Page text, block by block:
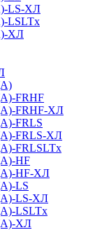
LS-ХЛ
LSLTx
ХЛ
FRHF
FRHF-ХЛ
FRLS
FRLS-ХЛ
FRLSLTx
HF
HF-ХЛ
LS
LS-ХЛ
LSLTx
ХЛ